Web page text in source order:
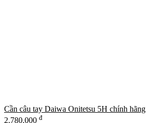
Cần câu tay Daiwa Onitetsu 5H chính hãng
2.780.000 đ